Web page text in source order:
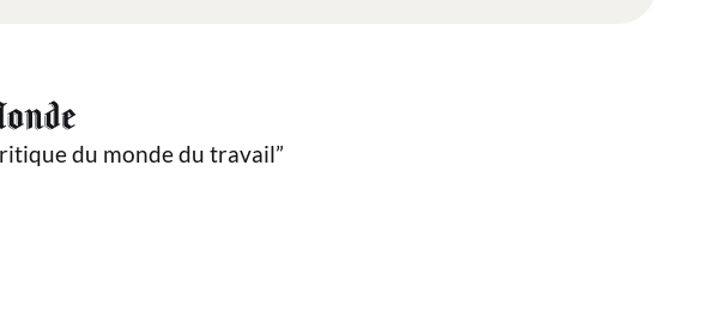
du monde du travail”